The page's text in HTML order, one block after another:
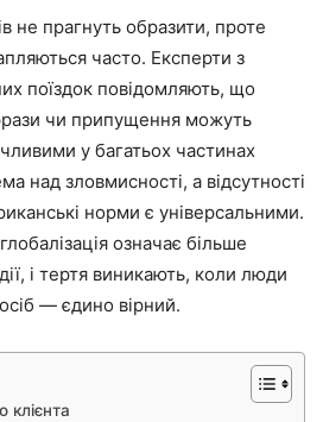
не прагнуть образити, проте
часто. Експерти з
поїздок повідомляють, що
чи припущення можуть
у багатьох частинах
над зловмисності, а відсутності
норми є універсальними.
означає більше
і тертя виникають, коли люди
— єдино вірний.
клієнта